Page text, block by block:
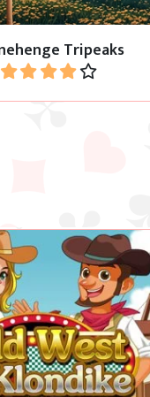
Tripeaks
Jouer
amusant de type
Klondike.